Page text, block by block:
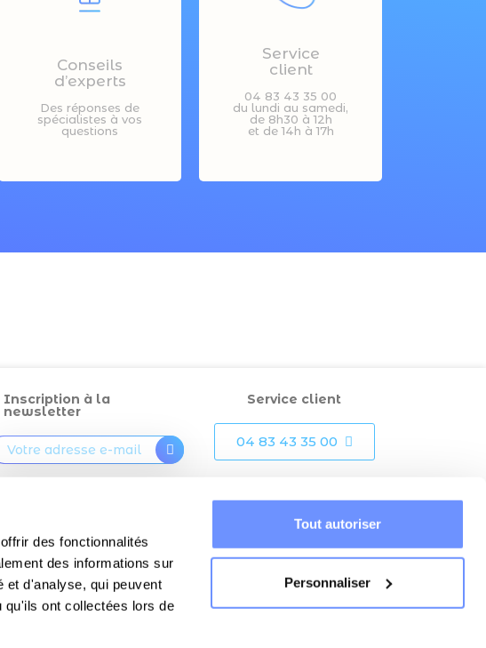
des fonctionnalités
des informations sur
et d'analyse, qui peuvent
ont collectées lors de
Tout autoriser
Personnaliser
Conseils
d’experts
Des réponses de
spécialistes à vos
questions
Service
client
04 83 43 35 00
du lundi au samedi,
de 8h30 à 12h
et de 14h à 17h
Inscription à la
newsletter
adresse email dans le but
vous envoyer mensuellement
lettre d'informations.
Service client
04 83 43 35 00